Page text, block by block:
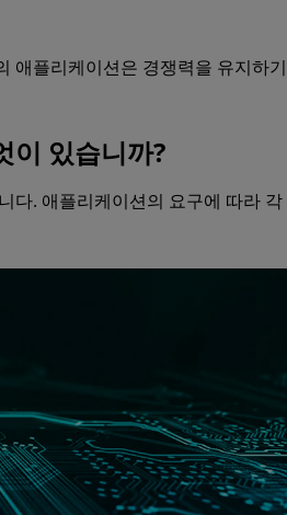
애플리케이션은 경쟁력을 유지하기
이 있습니까?
다. 애플리케이션의 요구에 따라 각